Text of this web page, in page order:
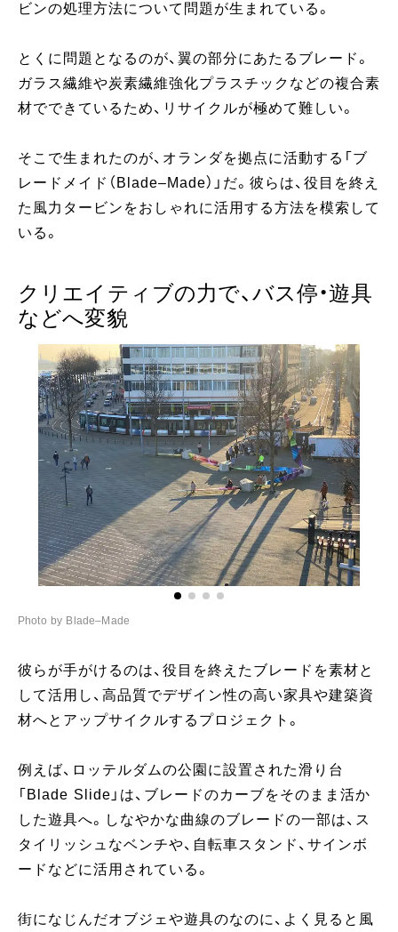
ビンの処理方法について問題が生まれている。
とくに問題となるのが、翼の部分にあたるブレード。
ガラス繊維や炭素繊維強化プラスチックなどの複合素
材でできているため、リサイクルが極めて難しい。
そこで生まれたのが、オランダを拠点に活動する「ブ
レードメイド（Blade–Made）」だ。彼らは、役目を終え
た風力タービンをおしゃれに活用する方法を模索して
いる。
クリエイティブの力で、バス停・遊具
などへ変貌
Photo by Blade–Made
彼らが手がけるのは、役目を終えたブレードを素材と
して活用し、高品質でデザイン性の高い家具や建築資
材へとアップサイクルするプロジェクト。
例えば、ロッテルダムの公園に設置された滑り台
「Blade Slide」は、ブレードのカーブをそのまま活か
した遊具へ。しなやかな曲線のブレードの一部は、ス
タイリッシュなベンチや、自転車スタンド、サインボ
ードなどに活用されている。
街になじんだオブジェや遊具のなのに、よく見ると風